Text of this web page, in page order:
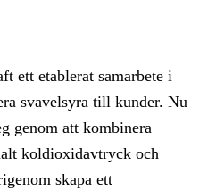
ett etablerat samarbete i
svavelsyra till kunder. Nu
genom att kombinera
koldioxidavtryck och
skapa ett